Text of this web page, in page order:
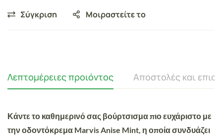
Σύγκριση Μοιραστείτε το
Λεπτομέρειες προιόντος Αποστολές και
Κάντε το καθημερινό σας βούρτσισμα πιο ευχάριστο με
την οδοντόκρεμα Marvis Anise Mint , η οποία συνδυάζει